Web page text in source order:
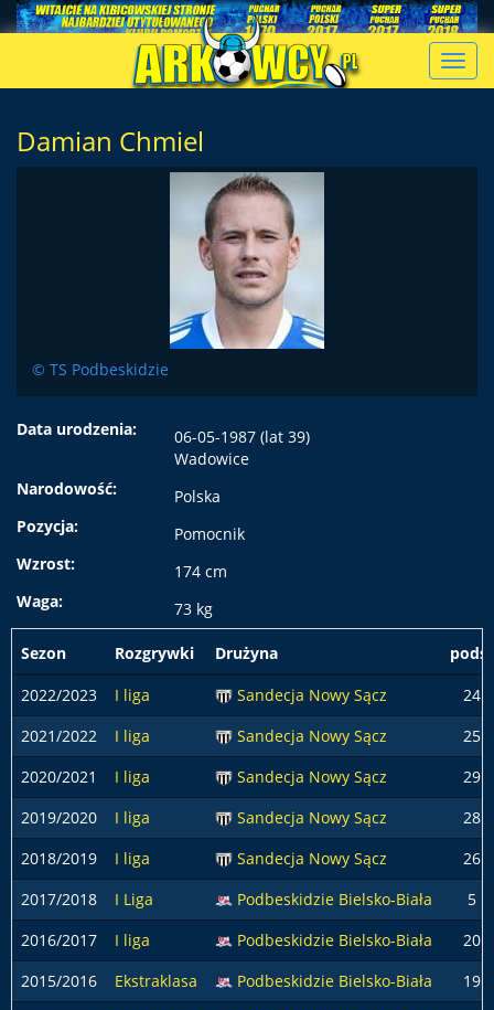
Damian Chmiel
© TS Podbeskidzie
Data urodzenia:
06-05-1987 (lat 39)
Wadowice
Narodowość:
Polska
Pozycja:
Pomocnik
Wzrost:
174 cm
Waga:
73 kg
Sezon Rozgrywki Drużyna
podst
2022/2023
I liga Sandecja Nowy Sącz
24
2021/2022
I liga Sandecja Nowy Sącz
25
2020/2021
I liga Sandecja Nowy Sącz
29
2019/2020
I liga Sandecja Nowy Sącz
28
2018/2019
I liga Sandecja Nowy Sącz
26
2017/2018
I Liga Podbeskidzie Bielsko-Biała
5
2016/2017
I liga Podbeskidzie Bielsko-Biała
20
2015/2016
Ekstraklasa Podbeskidzie Bielsko-Biała
19